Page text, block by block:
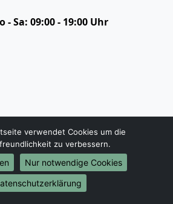
- Sa: 09:00 - 19:00 Uhr
Laborumzug
Privatumzug
Beiladung
Klaviertransport
verwendet Cookies um die
zu verbessern.
Nur notwendige Cookies